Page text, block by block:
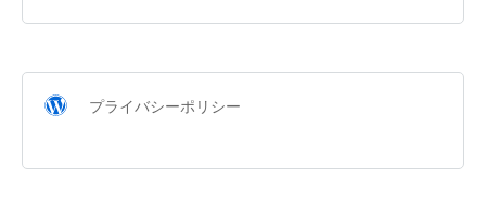
プライバシーポリシー